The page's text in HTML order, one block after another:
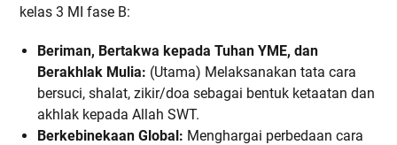
kelas 3 MI fase B:
Beriman, Bertakwa kepada Tuhan YME, dan
Berakhlak Mulia: (Utama) Melaksanakan tata cara
bersuci, shalat, zikir/doa sebagai bentuk ketaatan dan
akhlak kepada Allah SWT.
Berkebinekaan Global: Menghargai perbedaan cara